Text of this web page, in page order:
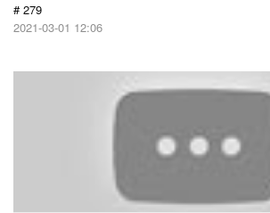
# 279
2021-03-01 12:06